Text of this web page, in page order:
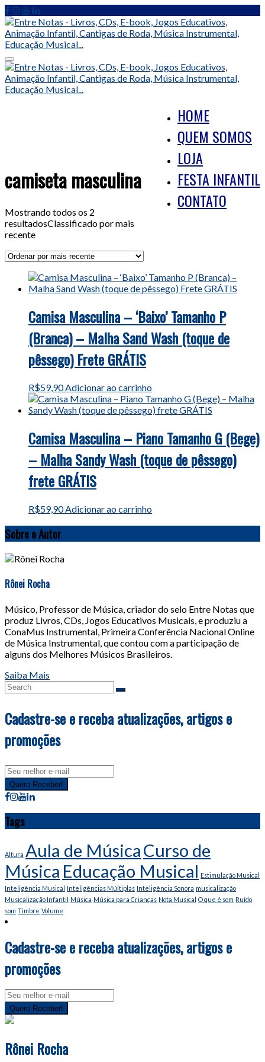
Skip
to
content
Toggle
navigation
HOME
QUEM SOMOS
LOJA
FESTA INFANTIL
CONTATO
camiseta masculina
Mostrando todos os 2
resultadosClassificado por mais
recente
Camisa Masculina – ‘Baixo’ Tamanho P
(Branca) – Malha Sand Wash (toque de
pêssego) Frete GRÁTIS
R$59,90Adicionar ao carrinho
Camisa Masculina – Piano Tamanho G (Bege)
– Malha Sandy Wash (toque de pêssego)
frete GRÁTIS
R$59,90Adicionar ao carrinho
Sobre o Autor
Rônei Rocha
Músico, Professor de Música, criador do selo Entre Notas que
produz Livros, CDs, Jogos Educativos Musicais, e produziu a
ConaMus Instrumental, Primeira Conferência Nacional Online
de Música Instrumental, que contou com a participação de
alguns dos Melhores Músicos Brasileiros.
Saiba Mais
Cadastre-se e receba atualizações, artigos e
promoções
Email
address
Quero Receber!
Tags
Altura Aula de MúsicaCurso de
Música Educação Musical Estimulação Musical
Inteligência Musical
Inteligências Múltiplas Inteligência Sonora musicalização
Musicalização Infantil
Música Música para Crianças Nota Musical O que é som Ruído
som Timbre Volume
Cadastre-se e receba atualizações, artigos e
promoções
Email
address
Quero Receber!
Rônei Rocha